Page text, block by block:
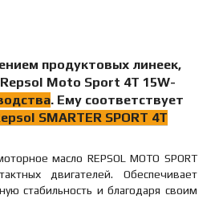
продуктовых линеек,
Repsol Moto Sport 4T 15W-
. Ему соответствует
SMARTER SPORT 4T
масло REPSOL MOTO SPORT
двигателей. Обеспечивает
стабильность и благодаря своим